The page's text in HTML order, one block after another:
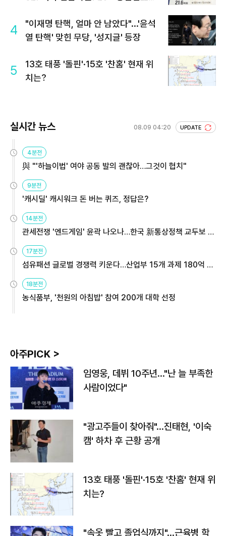
4
"이재명 탄핵, 얼마 안 남았다"...'윤석
열 탄핵' 맞힌 무당, '성지글' 등장
5
13호 태풍 '돌핀'·15호 '찬홈' 현재 위
치는?
실시간 뉴스 08.09 04:20 UPDATE
4분전
與 "'하늘이법' 여야 공동 발의 괜찮아…그것이 협치"
9분전
'캐시딜' 캐시워크 돈 버는 퀴즈, 정답은?
14분전
관세전쟁 '엔드게임' 윤곽 나오나…한국 新통상정책 교두보 활
17분전
섬유패션 글로벌 경쟁력 키운다…산업부 15개 과제 180억 지
18분전
농식품부, '천원의 아침밥' 참여 200개 대학 선정
아주PICK >
임영웅, 데뷔 10주년…"난 늘 부족한
사람이었다"
"광고주들이 찾아줘"…진태현, '이숙
캠' 하차 후 근황 공개
13호 태풍 '돌핀'·15호 '찬홈' 현재 위
치는?
"속옷 빨고 졸업식까지"…근육병 학